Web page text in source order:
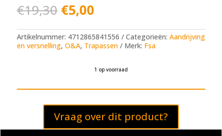
€19,30 Oorspronkelijke
prijs
was:
€19,30.
€5,00Huidige
prijs
is:
€5,00.
Artikelnummer: 4712865841556 Categorieën: Aandrijving
en versnelling, O&A, Trapassen Merk: Fsa
1 op voorraad
l
e
r
n
a
Vraag over dit product?